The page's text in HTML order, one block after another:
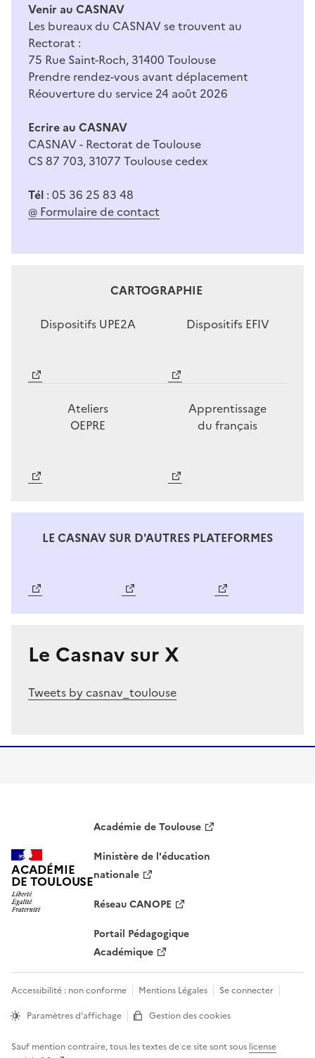
Venir au CASNAV
Les bureaux du CASNAV se trouvent au
Rectorat :
75 Rue Saint-Roch, 31400 Toulouse
Prendre rendez-vous avant déplacement
Réouverture du service 24 août 2026
Ecrire au CASNAV
CASNAV - Rectorat de Toulouse
CS 87 703, 31077 Toulouse cedex
Tél : 05 36 25 83 48
@ Formulaire de contact
CARTOGRAPHIE
Dispositifs UPE2A
Dispositifs EFIV
Ateliers
OEPRE
Apprentissage
du français
LE CASNAV SUR D'AUTRES PLATEFORMES
Le Casnav sur X
Tweets by casnav_toulouse
ACADÉMIE
DE TOULOUSE
Académie de Toulouse
Ministère de l'éducation
nationale
Réseau CANOPE
Portail Pédagogique
Académique
Accessibilité : non conforme Mentions Légales
Se connecter
Paramètres d'affichage
Gestion des cookies
Sauf mention contraire, tous les textes de ce site sont sous license